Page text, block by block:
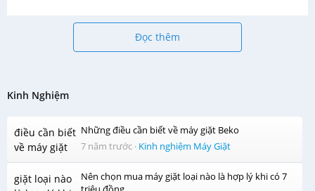
Kinh Nghiệm
Những điều cần biết về máy giặt Beko
7 năm trước · Kinh nghiệm Máy Giặt
Nên chọn mua máy giặt loại nào là hợp lý khi có 7
Công nghệ AquaFushion Tech tiết kiệm bột giặt
Hoạt động theo cơ chế giặt bằng sóng cùng với lồng giặt
được đóng kín trong quá trình giặt, công nghệ
nghệ này còn có tác dụng làm cho bột giặt thẩm thấu sâu
Tiện ích giặt nước nóng hòa tan tốt hơn, giặt sạch hơn
Ngoài chức năng kháng khuẩn và loại bỏ những tác nhân
gây dị ứng bám dính trên quần áo, tiện ích giặt nước nóng
Đọc thêm